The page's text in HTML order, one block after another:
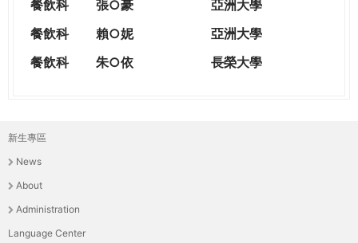
餐飲科 張○豪
亞洲大學
餐飲科
賴○妮
亞洲大學
餐飲科
朱○依 長榮大學
主
選
單
新生專區
News
About
Administration
Language Center